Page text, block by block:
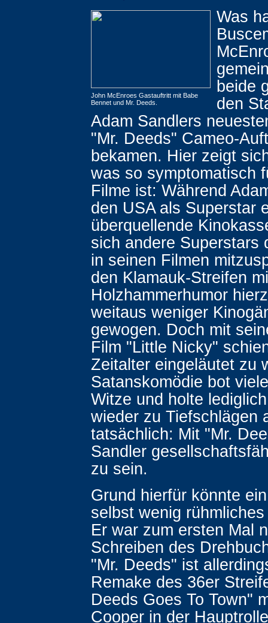
John McEnroes Gastauftritt mit Babe
Bennet und Mr. Deeds.
Was
beide
den
Adam Sandlers
"Mr. Deeds" Cameo-
bekamen. Hier zeigt
was so symptomatisch
Filme ist: Während
den USA als Superstar
überquellende
sich andere Superstars
in seinen Filmen
den Klamauk-Streifen
Holzhammerhumor
weitaus weniger
gewogen. Doch mit
Film "Little Nicky"
Zeitalter eingeläutet zu
Satanskomödie bot
Witze und holte
wieder zu Tiefschlägen
tatsächlich: Mit "Mr.
Sandler
zu sein.
Grund hierfür könnte
selbst wenig
Er war zum ersten Mal
Schreiben des
"Mr. Deeds" ist
Remake des 36er
Deeds Goes To Town"
Cooper in der